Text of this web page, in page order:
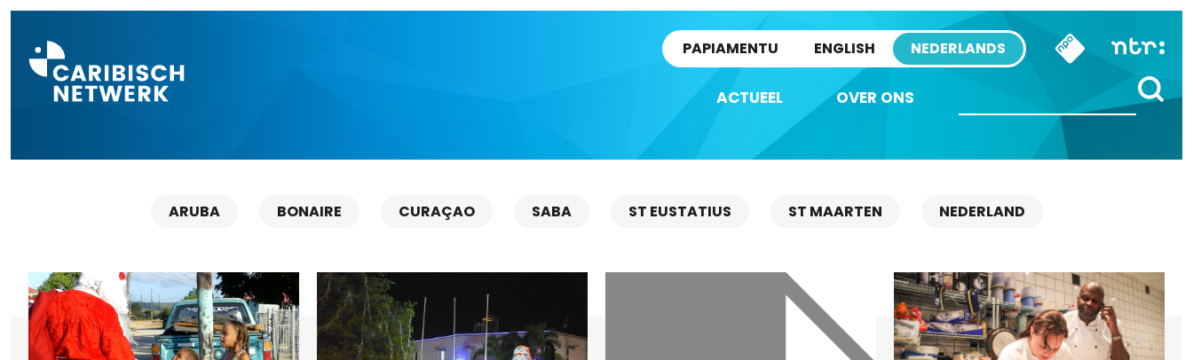
PAPIAMENTU ENGLISH NEDERLANDS
ACTUEEL OVER ONS
ARUBA BONAIRE CURAÇAO SABA ST EUSTATIUS ST MAARTEN NEDERLAND